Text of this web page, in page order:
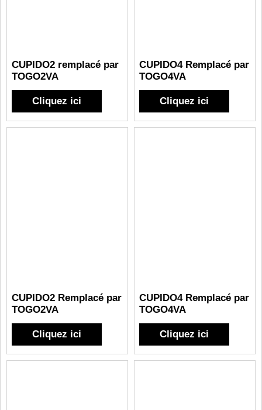
CUPIDO2 remplacé par
TOGO2VA
Cliquez ici
CUPIDO4 Remplacé par
TOGO4VA
Cliquez ici
CUPIDO2 Remplacé par
TOGO2VA
Cliquez ici
CUPIDO4 Remplacé par
TOGO4VA
Cliquez ici